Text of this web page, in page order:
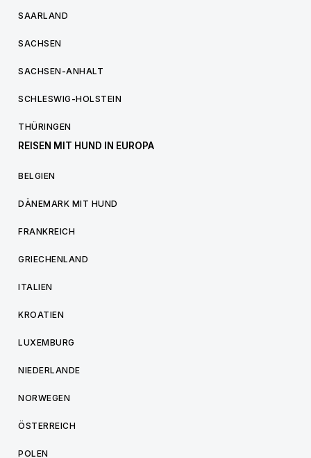
SAARLAND
SACHSEN
SACHSEN-ANHALT
SCHLESWIG-HOLSTEIN
THÜRINGEN
REISEN MIT HUND IN EUROPA
BELGIEN
DÄNEMARK MIT HUND
FRANKREICH
GRIECHENLAND
ITALIEN
KROATIEN
LUXEMBURG
NIEDERLANDE
NORWEGEN
ÖSTERREICH
POLEN